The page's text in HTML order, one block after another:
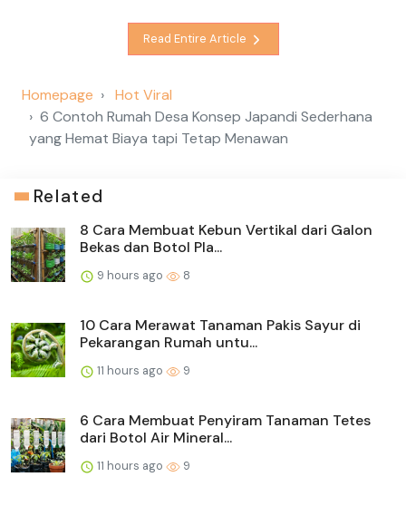
Read Entire Article
Homepage
Hot Viral
6 Contoh Rumah Desa Konsep Japandi Sederhana
yang Hemat Biaya tapi Tetap Menawan
Related
8 Cara Membuat Kebun Vertikal dari Galon
Bekas dan Botol Pla...
9 hours ago 8
10 Cara Merawat Tanaman Pakis Sayur di
Pekarangan Rumah untu...
11 hours ago 9
6 Cara Membuat Penyiram Tanaman Tetes
dari Botol Air Mineral...
11 hours ago 9